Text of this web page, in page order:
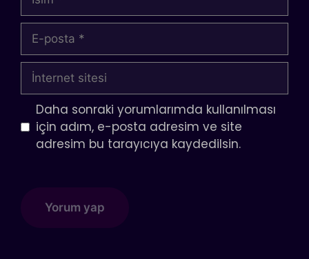
posta
İnternet
sitesi
Daha sonraki yorumlarımda kullanılması
için adım, e-posta adresim ve site
adresim bu tarayıcıya kaydedilsin.